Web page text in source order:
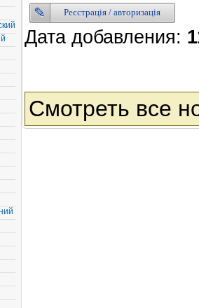
Реєстрація / авторизація
Дата добавления:
Смотреть все